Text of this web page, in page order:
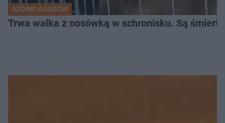
AZORKI GORZÓW
Trwa walka z nosówką w schronisku. Są